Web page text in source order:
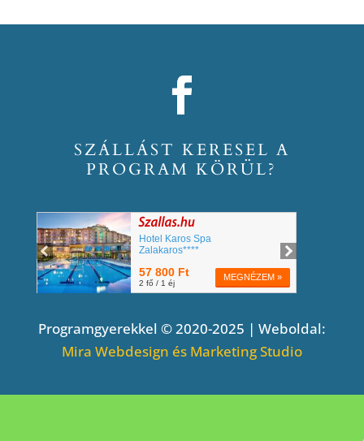
SZÁLLÁST KERESEL A
PROGRAM KÖRÜL?
Programgyerekkel © 2020-2025 | Weboldal:
Mira Webdesign és Marketing Studio